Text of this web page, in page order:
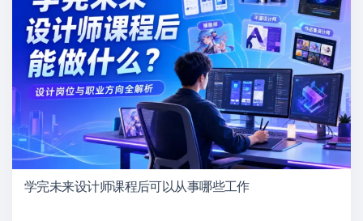
学完未来设计师课程后可以从事哪些工作